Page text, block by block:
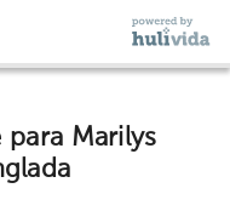
para Marilys